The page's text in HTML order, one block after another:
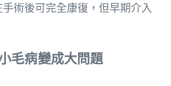
術後可完全康復，但早期介入
毛病變成大問題